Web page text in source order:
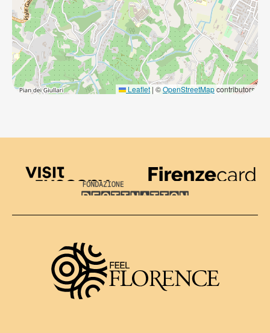
Leaflet | ©OpenStreetMapcontributors
Visit Tuscany
Firenze Card
Destination Florence